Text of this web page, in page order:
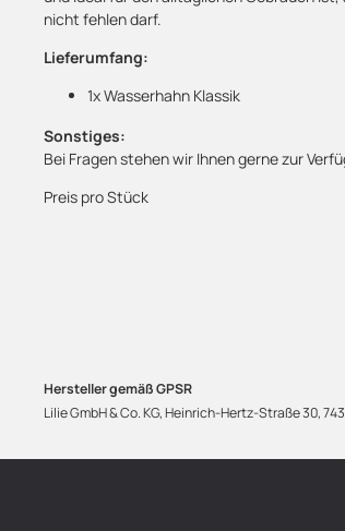
nicht fehlen darf.
Lieferumfang:
1x Wasserhahn Klassik
Sonstiges:
Bei Fragen stehen wir Ihnen gerne zur
Preis pro Stück
Hersteller gemäß GPSR
Lilie GmbH & Co. KG, Heinrich-Hertz-Straße 30,